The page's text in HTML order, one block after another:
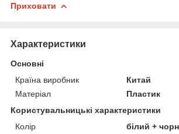
Приховати
Характеристики
Основні
Країна виробник
Китай
Матеріал
Пластик
Користувальницькі характеристики
Колір
білий +